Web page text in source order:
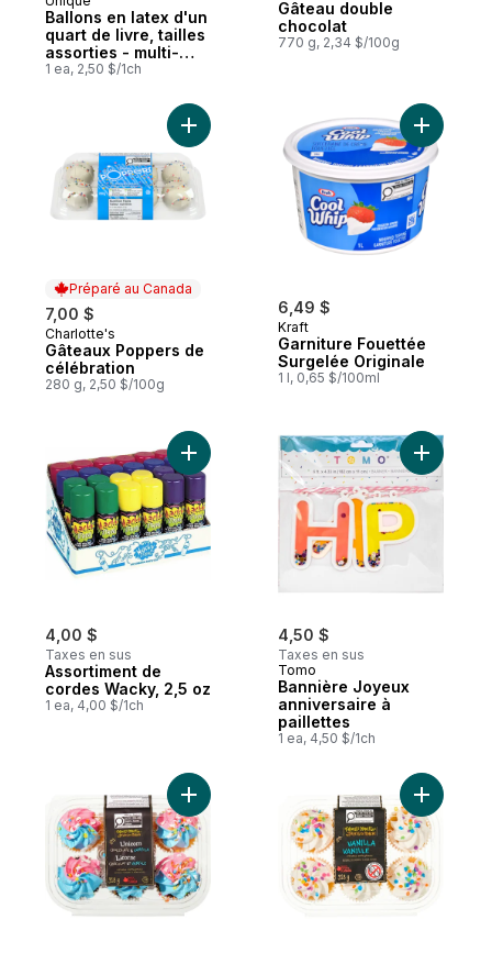
Ballons en latex d'un
quart de livre, tailles
assorties - multi-
couleurs
1 ea, 2,50 $/1ch
Gâteau double
chocolat
770 g, 2,34 $/100g
Préparé au Canada
7,00 $
Préparé au Canada
Charlotte's
Gâteaux Poppers de
célébration
280 g, 2,50 $/100g
Ajouter Gâteaux Poppers de célébration
6,49 $
Kraft
Garniture Fouettée
Surgelée Originale
1 l, 0,65 $/100ml
Ajouter
4,00 $
Taxes en sus
Assortiment de
cordes Wacky, 2,5 oz
1 ea, 4,00 $/1ch
Ajouter Assortiment de cordes Wacky,
4,50 $
Taxes en sus
Tomo
Bannière Joyeux
anniversaire à
paillettes
1 ea, 4,50 $/1ch
Ajouter
Ajouter Petits gâteaux licorne chocolat et
Ajouter